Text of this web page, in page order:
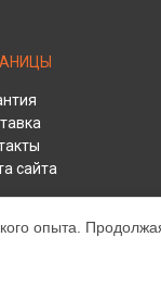
сайта
опыта.